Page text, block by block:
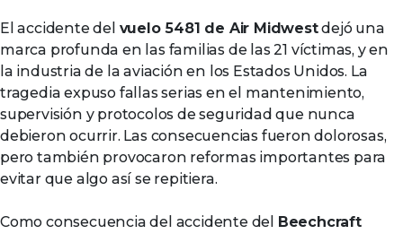
El accidente del vuelo 5481 de Air Midwestdejó una
marca profunda en las familias de las 21 víctimas, y en
la industria de la aviación en los Estados Unidos. La
tragedia expuso fallas serias en el mantenimiento,
supervisión y protocolos de seguridad que nunca
debieron ocurrir. Las consecuencias fueron dolorosas,
pero también provocaron reformas importantes para
evitar que algo así se repitiera.
Como consecuencia del accidente del Beechcraft